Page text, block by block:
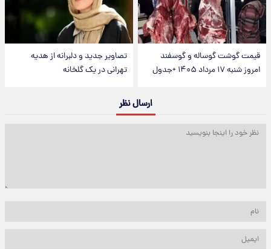
قیمت گوشت گوساله و گوسفند
امروز شنبه ۱۷ مرداد ۱۴۰۵ +جدول
تصاویر جدید و دلبرانه از هدیه
تهرانی در یک گلخانه
ارسال نظر